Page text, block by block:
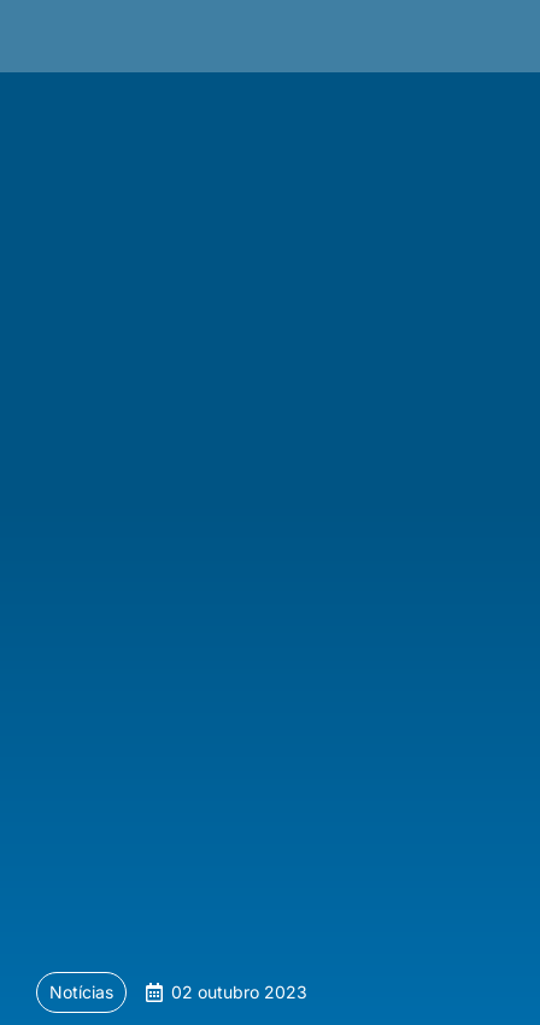
Notícias 02 outubro 2023